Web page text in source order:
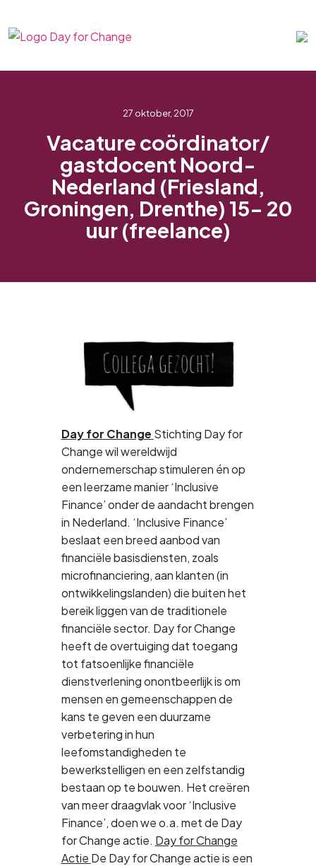
27 oktober, 2017
Vacature coördinator/
gastdocent Noord-
Nederland (Friesland,
Groningen, Drenthe) 15- 20
uur (freelance)
Day for Change Stichting Day for
Change wil wereldwijd
ondernemerschap stimuleren én op
een leerzame manier ‘Inclusive
Finance’ onder de aandacht brengen
in Nederland. ‘Inclusive Finance’
beslaat een breed aanbod van
financiële basisdiensten, zoals
microfinanciering, aan klanten (in
ontwikkelingslanden) die buiten het
bereik liggen van de traditionele
financiële sector. Day for Change
heeft de overtuiging dat toegang
tot fatsoenlijke financiële
dienstverlening onontbeerlijk is om
mensen en gemeenschappen de
kans te geven een duurzame
verbetering in hun
leefomstandigheden te
bewerkstelligen en een zelfstandig
bestaan op te bouwen. Het creëren
van meer draagvlak voor ‘Inclusive
Finance’, doen we o.a. met de Day
for Change actie. Day for Change
Actie De Day for Change actie is een